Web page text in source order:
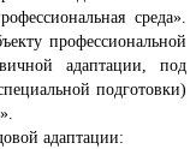
среда».
профессиональной
адаптации, под
подготовки)
адаптации: